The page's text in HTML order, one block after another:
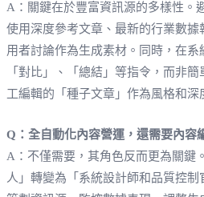
A：關鍵在於豐富資訊源的多樣性。
使用深度參考文章、最新的行業數
用者討論作為生成素材。同時，在系
「對比」、「總結」等指令，而非
工編輯的「種子文章」作為風格和深
Q：全自動化內容營運，還需要內容
A：不僅需要，其角色反而更為關鍵
人」轉變為「系統設計師和品質控制